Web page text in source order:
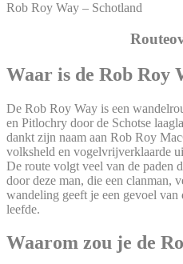
Rob Roy Way – Schotland
Waar is de Rob Roy
De Rob Roy Way is een
en Pitlochry door de Schotse
dankt zijn naam aan Rob Roy
volksheld en vogelvrijverklaarde
De route volgt veel van de paden
door deze man, die een clanman,
wandeling geeft je een gevoel
leefde.
Waarom zou je de